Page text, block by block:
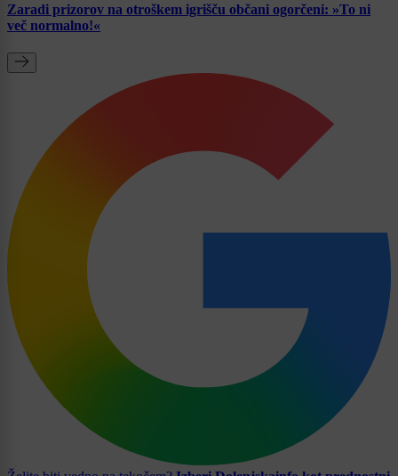
Zaradi prizorov na otroškem igrišču občani ogorčeni: »To ni
več normalno!«